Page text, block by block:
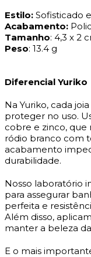
Estilo: Sofisticado
Acabamento:
Tamanho: 4,3 x 2
Peso: 13.4 g
Diferencial Yuriko
Na Yuriko, cada
proteger no uso.
cobre e zinco, que
ródio branco com
acabamento
durabilidade.
Nosso laboratório
para assegurar
perfeita e
Além disso,
manter a beleza
E o mais